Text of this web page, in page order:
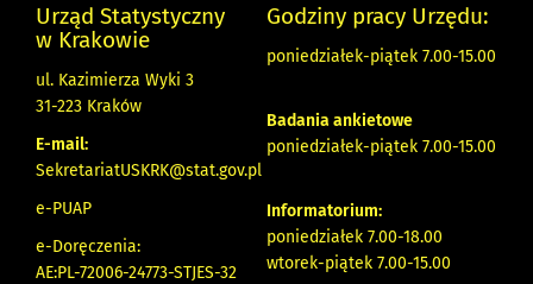
Urząd Statystyczny
w Krakowie
ul. Kazimierza Wyki 3
31-223 Kraków
E-mail:
SekretariatUSKRK@stat.gov.pl
e-PUAP
e-Doręczenia:
AE:PL-72006-24773-STJES-32
Godziny pracy Urzędu:
poniedziałek-piątek 7.00-15.00
Badania ankietowe
poniedziałek-piątek 7.00-15.00
Informatorium:
poniedziałek 7.00-18.00
wtorek-piątek 7.00-15.00